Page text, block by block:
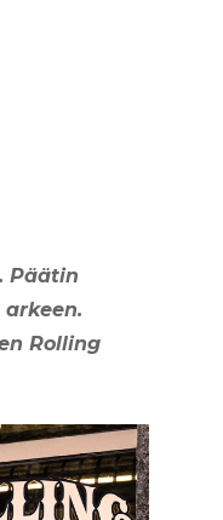
Päätin
Rolling